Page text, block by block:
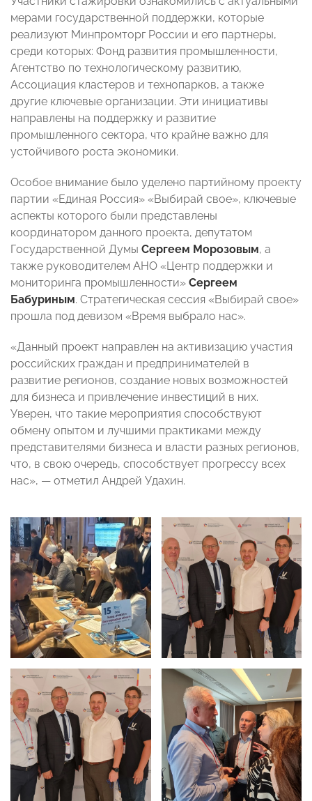
мерами государственной поддержки, которые
реализуют Минпромторг России и его партнеры,
среди которых: Фонд развития промышленности,
Агентство по технологическому развитию,
Ассоциация кластеров и технопарков, а также
другие ключевые организации. Эти инициативы
направлены на поддержку и развитие
промышленного сектора, что крайне важно для
устойчивого роста экономики.
Особое внимание было уделено партийному проекту
партии «Единая Россия» «Выбирай свое», ключевые
аспекты которого были представлены
координатором данного проекта, депутатом
Государственной Думы Сергеем Морозовым, а
также руководителем АНО «Центр поддержки и
мониторинга промышленности» Сергеем
Бабуриным. Стратегическая сессия «Выбирай свое»
прошла под девизом «Время выбрало нас».
«Данный проект направлен на активизацию участия
российских граждан и предпринимателей в
развитие регионов, создание новых возможностей
для бизнеса и привлечение инвестиций в них.
Уверен, что такие мероприятия способствуют
обмену опытом и лучшими практиками между
представителями бизнеса и власти разных регионов,
что, в свою очередь, способствует прогрессу всех
нас», — отметил Андрей Удахин.